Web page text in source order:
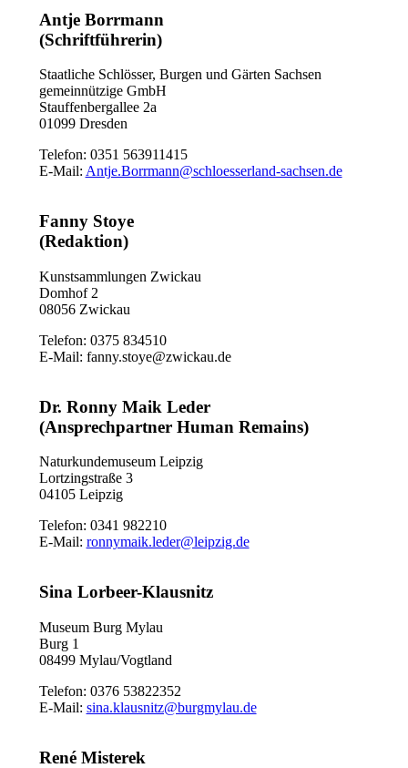
Antje Borrmann
(Schriftführerin)
Staatliche Schlösser, Burgen und Gärten Sachsen
gemeinnützige GmbH
Stauffenbergallee 2a
01099 Dresden
Telefon: 0351 563911415
E-Mail: Antje.Borrmann@schloesserland-sachsen.de
Fanny Stoye
(Redaktion)
Kunstsammlungen Zwickau
Domhof 2
08056 Zwickau
Telefon: 0375 834510
E-Mail: fanny.stoye@zwickau.de
Dr. Ronny Maik Leder
(Ansprechpartner Human Remains)
Naturkundemuseum Leipzig
Lortzingstraße 3
04105 Leipzig
Telefon: 0341 982210
E-Mail: ronnymaik.leder@leipzig.de
Sina Lorbeer-Klausnitz
Museum Burg Mylau
Burg 1
08499 Mylau/Vogtland
Telefon: 0376 53822352
E-Mail: sina.klausnitz@burgmylau.de
René Misterek